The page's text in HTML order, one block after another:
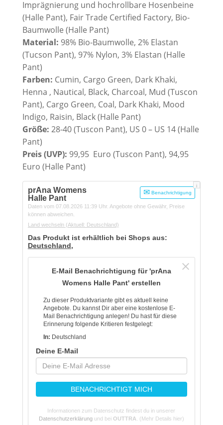
Imprägnierung und hochrollbare Hosenbeine
(Halle Pant), Fair Trade Certified Factory, Bio-
Baumwolle (Halle Pant)
Material: 98% Bio-Baumwolle, 2% Elastan
(Tucson Pant), 97% Nylon, 3% Elastan (Halle
Pant)
Farben: Cumin, Cargo Green, Dark Khaki,
Henna , Nautical, Black, Charcoal, Mud (Tuscon
Pant), Cargo Green, Coal, Dark Khaki, Mood
Indigo, Raisin, Black (Halle Pant)
Größe: 28-40 (Tuscon Pant), US 0 – US 14 (Halle
Pant)
Preis (UVP): 99,95 Euro (Tuscon Pant), 94,95
Euro (Halle Pant)
i
prAna Womens
Halle Pant
Benachrichtigung
Daten vom 07.08.2026 11:39 Uhr. Angebote ohne Gewähr, Preise
können abweichen.
Land wechseln (Aktuell: Deutschland)
Das Produkt ist erhältlich bei Shops aus:
Deutschland,
E-Mail Benachrichtigung für 'prAna
Womens Halle Pant' erstellen
Zu dieser Produktvariante gibt es aktuell keine
Angebote. Du kannst Dir aber eine kostenlose E-
Mail Benachrichtigung anlegen! Du hast für diese
Erinnerung folgende Kritieren festgelegt:
In: Deutschland
Deine E-Mail
BENACHRICHTIGT MICH
Informationen zum Datenschutz findest du in unserer
Datenschutzerklärungund bei OUTTRA (Mehr Details hier)